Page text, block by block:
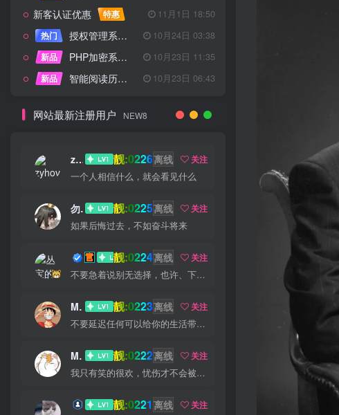
新客认证优惠 特惠
11月1日 18:50
热门
授权管理系统子比主题专版
10月24日 03:38
新品
PHP加密系统专业版
10月23日 11:35
新品
智能阅读历史系统 10月23日 06:43
网站最新注册用户 NEW8
zyhove 靓:0226离线
关注
一个人相信什么，就会看见什么
勿听 靓:0225离线
关注
如果后悔过去，不如奋斗将来
丛宝 靓:0224离线
关注
不要急着说别无选择，也许、下个路口就会遇见希望
MS-康娃 靓:0223离线
关注
不要延迟任何可以给你的生活带来欢笑与快乐的事情
Miss 先生 靓:0222离线
关注
我只有笑的很欢，忧伤才不会被看穿
猫小白 靓:0221 离线
关注